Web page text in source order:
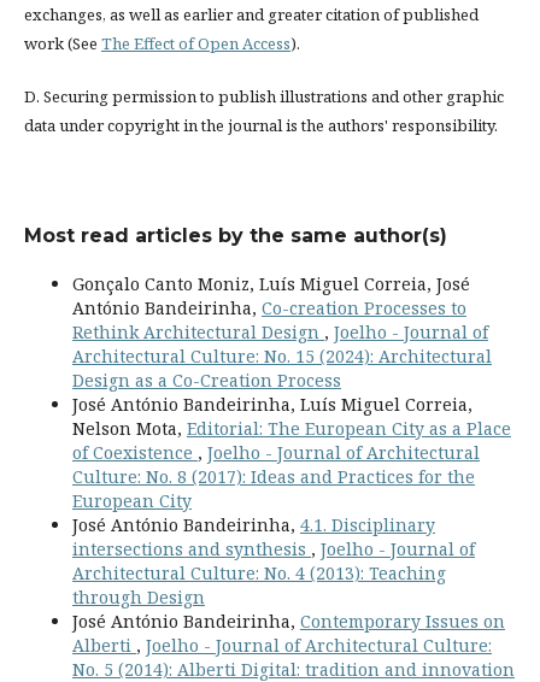
exchanges, as well as earlier and greater citation of published
work (See The Effect of Open Access).
D. Securing permission to publish illustrations and other graphic
data under copyright in the journal is the authors' responsibility.
Most read articles by the same author(s)
Gonçalo Canto Moniz, Luís Miguel Correia, José
António Bandeirinha, Co-creation Processes to
Rethink Architectural Design , Joelho - Journal of
Architectural Culture: No. 15 (2024): Architectural
Design as a Co-Creation Process
José António Bandeirinha, Luís Miguel Correia,
Nelson Mota, Editorial: The European City as a Place
of Coexistence , Joelho - Journal of Architectural
Culture: No. 8 (2017): Ideas and Practices for the
European City
José António Bandeirinha, 4.1. Disciplinary
intersections and synthesis , Joelho - Journal of
Architectural Culture: No. 4 (2013): Teaching
through Design
José António Bandeirinha, Contemporary Issues on
Alberti , Joelho - Journal of Architectural Culture:
No. 5 (2014): Alberti Digital: tradition and innovation